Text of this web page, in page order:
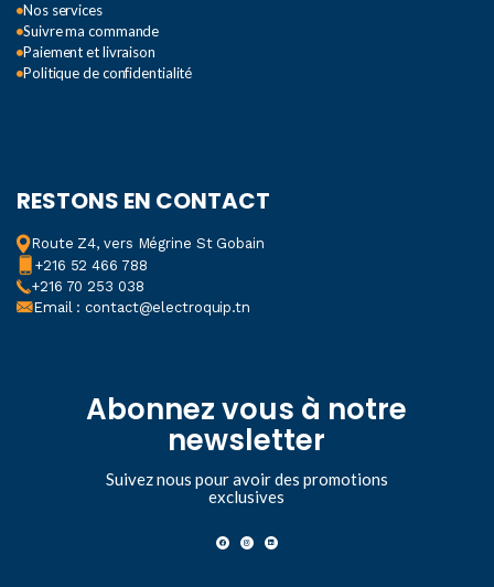
Nos services
Suivre ma commande
Paiement et livraison
Politique de confidentialité
RESTONS EN CONTACT
Route Z4, vers Mégrine St Gobain
+216 52 466 788
+216 70 253 038
Email : contact@electroquip.tn
Abonnez vous à notre
newsletter
Suivez nous pour avoir des promotions
exclusives